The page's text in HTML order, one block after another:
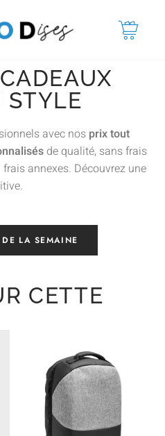
STYLE
avec nos prix tout
de qualité, sans frais
annexes. Découvrez une
DE LA SEMAINE
CETTE